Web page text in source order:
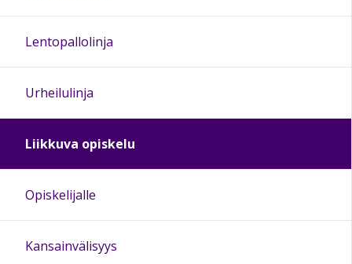
Lentopallolinja
Urheilulinja
Liikkuva opiskelu
Opiskelijalle
Kansainvälisyys